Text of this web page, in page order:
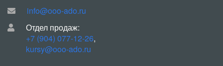
info@ooo-ado.ru
Отдел продаж:
+7 (904) 077-12-26,
kursy@ooo-ado.ru